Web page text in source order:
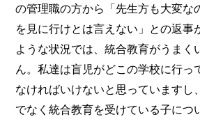
の管理職の方から「先生方も大変な
を見に行けとは言えない」との返事
ような状況では、統合教育がうまく
ん。私達は盲児がどこの学校に行っ
なければいけないと思っていますし
でなく統合教育を受けている子につ